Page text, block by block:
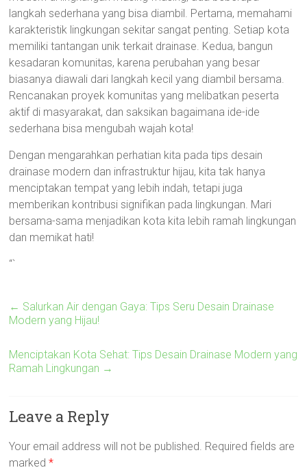
langkah sederhana yang bisa diambil. Pertama, memahami
karakteristik lingkungan sekitar sangat penting. Setiap kota
memiliki tantangan unik terkait drainase. Kedua, bangun
kesadaran komunitas, karena perubahan yang besar
biasanya diawali dari langkah kecil yang diambil bersama.
Rencanakan proyek komunitas yang melibatkan peserta
aktif di masyarakat, dan saksikan bagaimana ide-ide
sederhana bisa mengubah wajah kota!
Dengan mengarahkan perhatian kita pada tips desain
drainase modern dan infrastruktur hijau, kita tak hanya
menciptakan tempat yang lebih indah, tetapi juga
memberikan kontribusi signifikan pada lingkungan. Mari
bersama-sama menjadikan kota kita lebih ramah lingkungan
dan memikat hati!
“`
← Salurkan Air dengan Gaya: Tips Seru Desain Drainase
Modern yang Hijau!
Menciptakan Kota Sehat: Tips Desain Drainase Modern yang
Ramah Lingkungan →
Leave a Reply
Your email address will not be published. Required fields are
marked*